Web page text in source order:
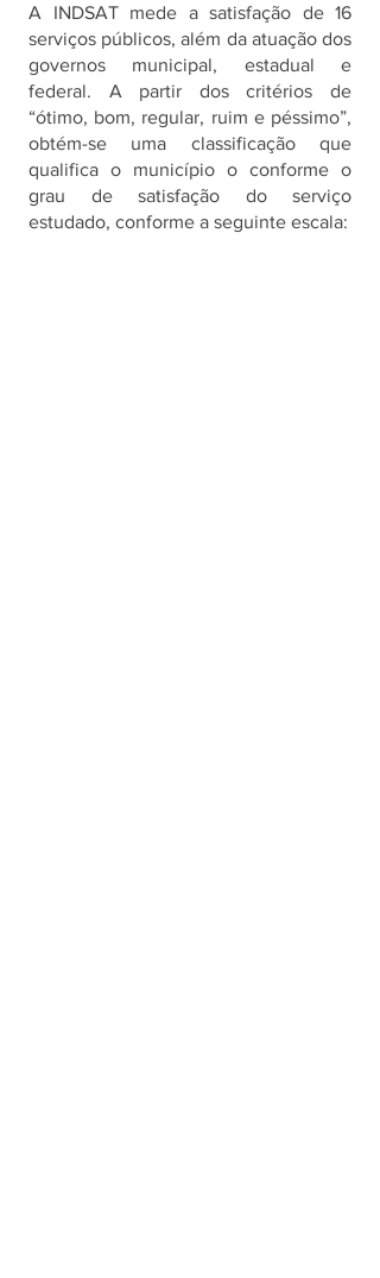
A INDSAT mede a satisfação de 16
serviços públicos, além da atuação dos
governos municipal, estadual e
federal. A partir dos critérios de
“ótimo, bom, regular, ruim e péssimo”,
obtém-se uma classificação que
qualifica o município o conforme o
grau de satisfação do serviço
estudado, conforme a seguinte escala: